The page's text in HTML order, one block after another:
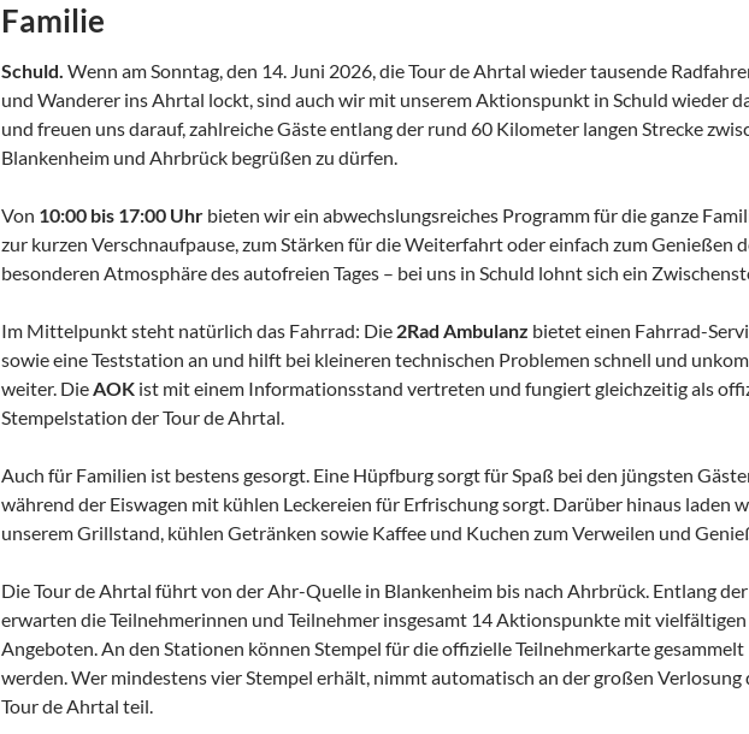
Familie
Schuld. Wenn am Sonntag, den 14. Juni 2026, die Tour de Ahrtal wieder tausende
und Wanderer ins Ahrtal lockt, sind auch wir mit unserem Aktionspunkt in Schuld wieder
und freuen uns darauf, zahlreiche Gäste entlang der rund 60 Kilometer langen Strecke
Blankenheim und Ahrbrück begrüßen zu dürfen.
Von 10:00 bis 17:00 Uhr bieten wir ein abwechslungsreiches Programm für die ganze
zur kurzen Verschnaufpause, zum Stärken für die Weiterfahrt oder einfach zum Genießen
besonderen Atmosphäre des autofreien Tages – bei uns in Schuld lohnt sich ein
Im Mittelpunkt steht natürlich das Fahrrad: Die 2Rad Ambulanz bietet einen Fahrrad-
sowie eine Teststation an und hilft bei kleineren technischen Problemen schnell und
weiter. DieAOK ist mit einem Informationsstand vertreten und fungiert gleichzeitig als
Stempelstation der Tour de Ahrtal.
Auch für Familien ist bestens gesorgt. Eine Hüpfburg sorgt für Spaß bei den jüngsten
während der Eiswagen mit kühlen Leckereien für Erfrischung sorgt. Darüber hinaus laden
unserem Grillstand, kühlen Getränken sowie Kaffee und Kuchen zum Verweilen und
Die Tour de Ahrtal führt von der Ahr-Quelle in Blankenheim bis nach Ahrbrück. Entlang
erwarten die Teilnehmerinnen und Teilnehmer insgesamt 14 Aktionspunkte mit vielfältigen
Angeboten. An den Stationen können Stempel für die offizielle Teilnehmerkarte gesammelt
werden. Wer mindestens vier Stempel erhält, nimmt automatisch an der großen Verlosung
Tour de Ahrtal teil.